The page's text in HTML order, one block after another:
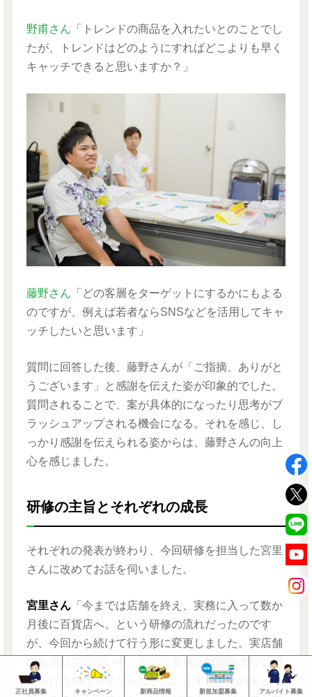
野甫さん 「トレンドの商品を入れたいとのことでし
たが、トレンドはどのようにすればどこよりも早く
キャッチできると思いますか？」
藤野さん 「どの客層をターゲットにするかにもよる
のですが、例えば若者ならSNSなどを活用してキャ
ッチしたいと思います」
質問に回答した後、藤野さんが「ご指摘、ありがと
うございます」と感謝を伝えた姿が印象的でした。
質問されることで、案が具体的になったり思考がブ
ラッシュアップされる機会になる。それを感じ、し
っかり感謝を伝えられる姿からは、藤野さんの向上
心を感じました。
研修の主旨とそれぞれの成長
それぞれの発表が終わり、今回研修を担当した宮里
さんに改めてお話を伺いました。
宮里さん 「今までは店舗を終え、実務に入って数か
月後に百貨店へ、という研修の流れだったのです
が、今回から続けて行う形に変更しました。実店舗
にも慣れていない中、自分の業務とは関係のない研
修を行うのは大変だったと思いますし、それをどう
正社員募集 キャンペーン 新商品情報 新規加盟募集 アルバイト募集